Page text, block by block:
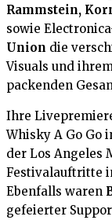
Rammstein,
sowie
Union die
Visuals und
packenden
Ihre
Whisky A Go Go
der Los Angeles
Festivalauftritte
Ebenfalls waren
gefeierter